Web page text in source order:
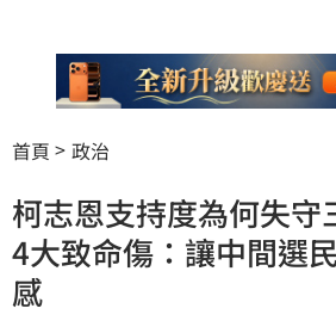
首頁 政治
柯志恩支持度為何失守
4大致命傷：讓中間選
感